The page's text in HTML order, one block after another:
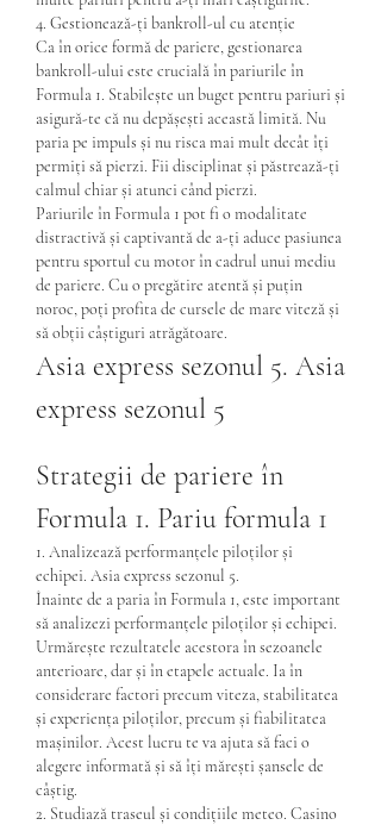
4. Gestionează-ți bankroll-ul cu atenție
Ca în orice formă de pariere, gestionarea
bankroll-ului este crucială în pariurile în
Formula 1. Stabilește un buget pentru pariuri și
asigură-te că nu depășești această limită. Nu
paria pe impuls și nu risca mai mult decât îți
permiți să pierzi. Fii disciplinat și păstrează-ți
calmul chiar și atunci când pierzi.
Pariurile în Formula 1 pot fi o modalitate
distractivă și captivantă de a-ți aduce pasiunea
pentru sportul cu motor în cadrul unui mediu
de pariere. Cu o pregătire atentă și puțin
noroc, poți profita de cursele de mare viteză și
să obții câștiguri atrăgătoare.
Asia express sezonul 5. Asia
express sezonul 5
Strategii de pariere în
Formula 1. Pariu formula 1
1. Analizează performanțele piloților și
echipei. Asia express sezonul 5.
Înainte de a paria în Formula 1, este important
să analizezi performanțele piloților și echipei.
Urmărește rezultatele acestora în sezoanele
anterioare, dar și în etapele actuale. Ia în
considerare factori precum viteza, stabilitatea
și experiența piloților, precum și fiabilitatea
mașinilor. Acest lucru te va ajuta să faci o
alegere informată și să îți mărești șansele de
câștig.
2. Studiază traseul și condițiile meteo. Casino